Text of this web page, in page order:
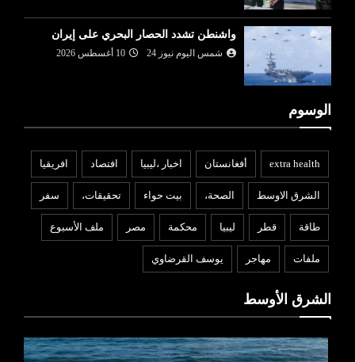
واشنطن تشدد الحصار البحري على إيران
شمس اليوم نيوز 24 10 أغسطس 2026
الوسوم
extra health أفغانستان اخبار ،ليبيا افتصاد افريقيا
الشرق الاوسط الصحة، بيت حواء تحقيقات، سفر
طاقة قطر ليبيا محكمة مصر ملف الأسبوع
ملفات مهاجر يوسف القرضاوي
الشرق الأوسط